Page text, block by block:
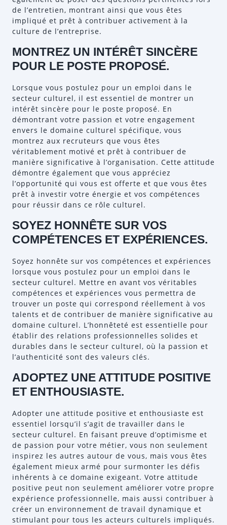
de l’entretien, montrant ainsi que vous êtes
impliqué et prêt à contribuer activement à la
culture de l’entreprise.
MONTREZ UN INTÉRÊT SINCÈRE
POUR LE POSTE PROPOSÉ.
Lorsque vous postulez pour un emploi dans le
secteur culturel, il est essentiel de montrer un
intérêt sincère pour le poste proposé. En
démontrant votre passion et votre engagement
envers le domaine culturel spécifique, vous
montrez aux recruteurs que vous êtes
véritablement motivé et prêt à contribuer de
manière significative à l’organisation. Cette attitude
démontre également que vous appréciez
l’opportunité qui vous est offerte et que vous êtes
prêt à investir votre énergie et vos compétences
pour réussir dans ce rôle culturel.
SOYEZ HONNÊTE SUR VOS
COMPÉTENCES ET EXPÉRIENCES.
Soyez honnête sur vos compétences et expériences
lorsque vous postulez pour un emploi dans le
secteur culturel. Mettre en avant vos véritables
compétences et expériences vous permettra de
trouver un poste qui correspond réellement à vos
talents et de contribuer de manière significative au
domaine culturel. L’honnêteté est essentielle pour
établir des relations professionnelles solides et
durables dans le secteur culturel, où la passion et
l’authenticité sont des valeurs clés.
ADOPTEZ UNE ATTITUDE POSITIVE
ET ENTHOUSIASTE.
Adopter une attitude positive et enthousiaste est
essentiel lorsqu’il s’agit de travailler dans le
secteur culturel. En faisant preuve d’optimisme et
de passion pour votre métier, vous non seulement
inspirez les autres autour de vous, mais vous êtes
également mieux armé pour surmonter les défis
inhérents à ce domaine exigeant. Votre attitude
positive peut non seulement améliorer votre propre
expérience professionnelle, mais aussi contribuer à
créer un environnement de travail dynamique et
stimulant pour tous les acteurs culturels impliqués.